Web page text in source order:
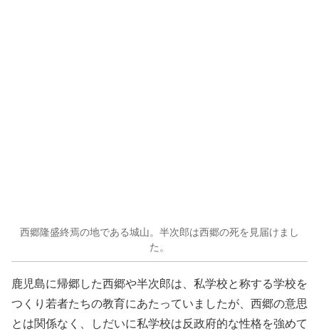
西郷隆盛終焉の地である城山。半次郎は西郷の死を見届けまし
た。
鹿児島に帰郷した西郷や半次郎は、私学校と称する学校を
つくり若者たちの教育にあたっていましたが、西郷の意思
とは関係なく、しだいに私学校は反政府的な性格を強めて